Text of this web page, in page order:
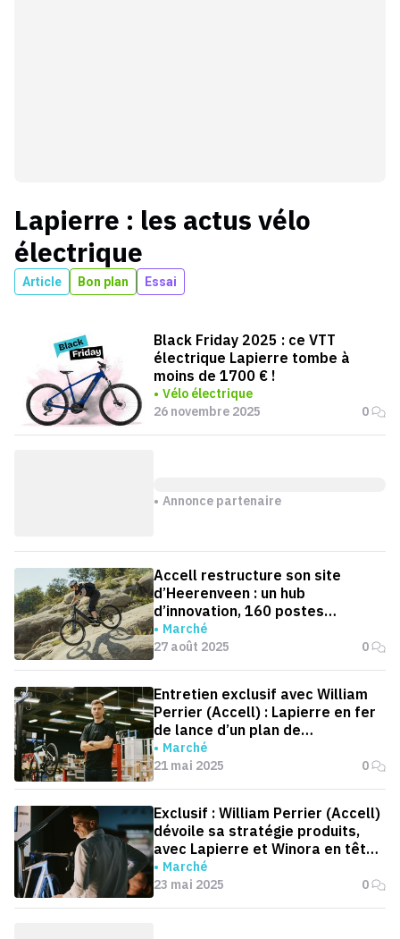
Lapierre : les actus vélo
électrique
Article Bon plan Essai
Black Friday 2025 : ce VTT
électrique Lapierre tombe à
moins de 1700 € !
Vélo électrique
26 novembre 2025
0
Annonce partenaire
Accell restructure son site
d’Heerenveen : un hub
d’innovation, 160 postes
supprimés
Marché
27 août 2025
0
Entretien exclusif avec William
Perrier (Accell) : Lapierre en fer
de lance d’un plan de
reconquête
Marché
21 mai 2025
0
Exclusif : William Perrier (Accell)
dévoile sa stratégie produits,
avec Lapierre et Winora en têtes
d’affiche
Marché
23 mai 2025
0